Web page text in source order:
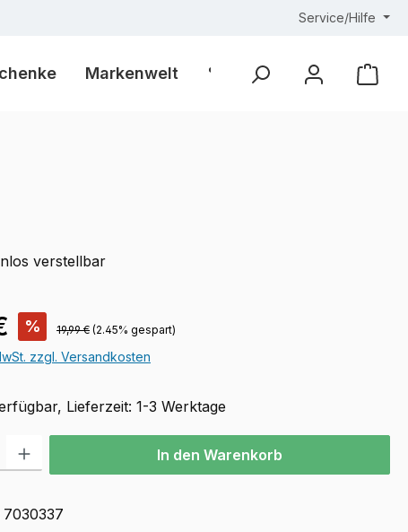
Service/Hilfe
Markenwelt % Outlet %
verstellbar
% Regulärer Preis:
19,99 € (2.45% gespart)
zzgl. Versandkosten
Lieferzeit: 1-3 Werktage
Gib den gewünschten Wert ein oder benutze die Schaltflächen
In den Warenkorb
7030337